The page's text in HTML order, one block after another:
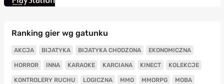
Ranking gier wg gatunku
AKCJA BIJATYKA BIJATYKA CHODZONA EKONOMICZNA
HORROR INNA KARAOKE KARCIANA KINECT KOLEKCJE
KONTROLERY RUCHU LOGICZNA MMO MMORPG MOBA